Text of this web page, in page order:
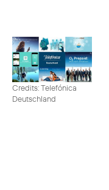
Credits: Telefónica
Deutschland